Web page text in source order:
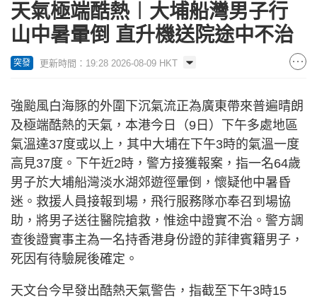
天氣極端酷熱︱大埔船灣男子行
山中暑暈倒 直升機送院途中不治
突發 更新時間：19:28 2026-08-09 HKT
強颱風白海豚的外圍下沉氣流正為廣東帶來普遍晴朗
及極端酷熱的天氣，本港今日（9日）下午多處地區
氣溫達37度或以上，其中大埔在下午3時的氣溫一度
高見37度。下午近2時，警方接獲報案，指一名64歲
男子於大埔船灣淡水湖郊遊徑暈倒，懷疑他中暑昏
迷。救援人員接報到場，飛行服務隊亦奉召到場協
助，將男子送往醫院搶救，惟途中證實不治。警方調
查後證實事主為一名持香港身份證的菲律賓籍男子，
死因有待驗屍後確定。
天文台今早發出酷熱天氣警告，指截至下午3時15